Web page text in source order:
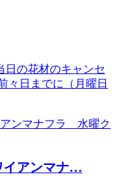
日の花材のキャンセ
々日までに（月曜日
アンマナ…